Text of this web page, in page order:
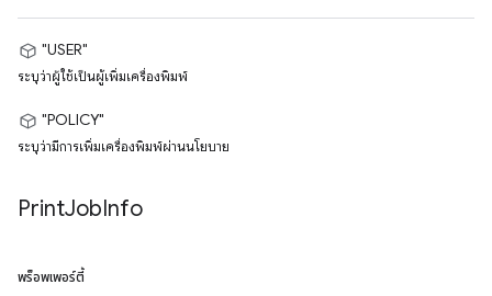
"USER"
ระบุว่าผู้ใช้เป็นผู้เพิ่มเครื่องพิมพ์
"POLICY"
ระบุว่ามีการเพิ่มเครื่องพิมพ์ผ่านนโยบาย
PrintJobInfo
พร็อพเพอร์ตี้